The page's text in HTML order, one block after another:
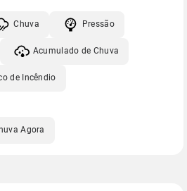
Chuva Pressão
Acumulado de Chuva
de Incêndio
Agora